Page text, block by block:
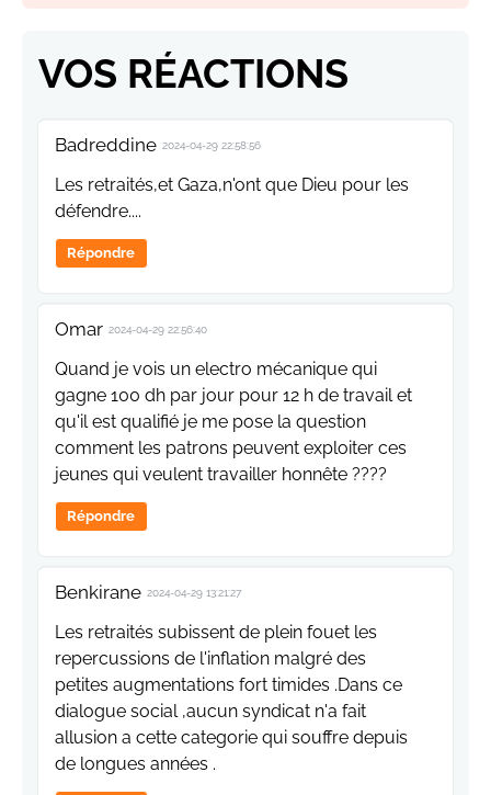
VOS RÉACTIONS
Badreddine 2024-04-29 22:58:56
Les retraités,et Gaza,n'ont que Dieu pour les
défendre....
Répondre
Omar 2024-04-29 22:56:40
Quand je vois un electro mécanique qui
gagne 100 dh par jour pour 12 h de travail et
qu'il est qualifié je me pose la question
comment les patrons peuvent exploiter ces
jeunes qui veulent travailler honnête ????
Répondre
Benkirane 2024-04-29 13:21:27
Les retraités subissent de plein fouet les
repercussions de l'inflation malgré des
petites augmentations fort timides .Dans ce
dialogue social ,aucun syndicat n'a fait
allusion a cette categorie qui souffre depuis
de longues années .